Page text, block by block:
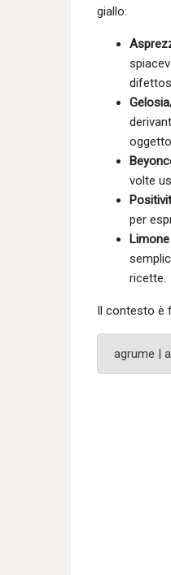
giallo:
volte
per
ricette.
Il contesto è
agrume |